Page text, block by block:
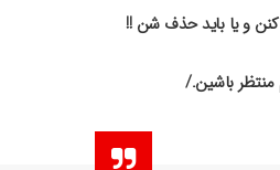
کنن و یا باید حذف شن !!
منتظر باشین./